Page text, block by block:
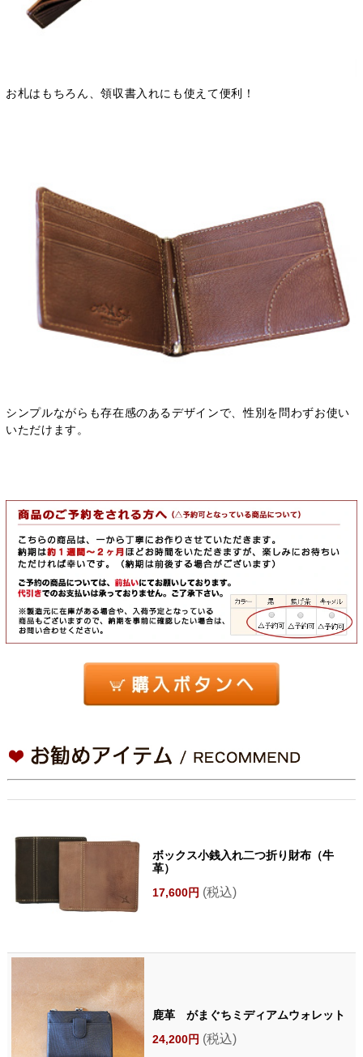
お札はもちろん、領収書入れにも使えて便利！
シンプルながらも存在感のあるデザインで、性別を問わずお使い
いただけます。
ボックス小銭入れ二つ折り財布（牛
革）
17,600円 (税込)
鹿革 がまぐちミディアムウォレット
24,200円 (税込)